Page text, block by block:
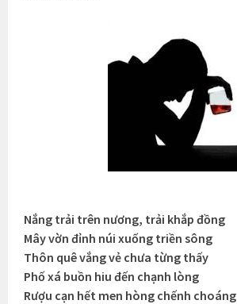
Nắng trải trên nương, trải khắp đồng
Mây vờn đỉnh núi xuống triền sông
Thôn quê vắng vẻ chưa từng thấy
Phố xá buồn hiu đến chạnh lòng
Rượu cạn hết men hòng chếnh choáng